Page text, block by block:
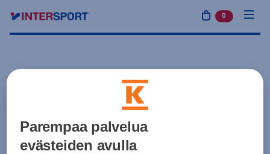
0 tuotetta
Parempaa palvelua
evästeiden avulla